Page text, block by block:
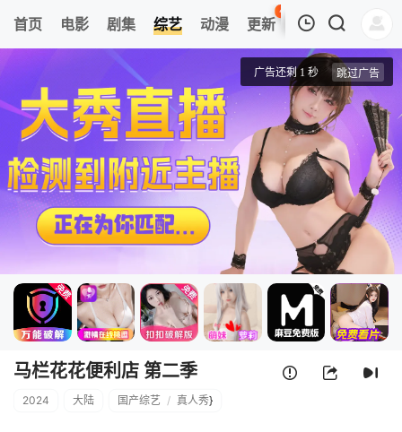
首页 电影 剧集 综艺 动漫 更新
41
热榜 APP
我的观影记录
20240627
马栏花花便利店 第二季
清空
马栏花花便利店 第二季
2024 大陆 国产综艺 / 真人秀}